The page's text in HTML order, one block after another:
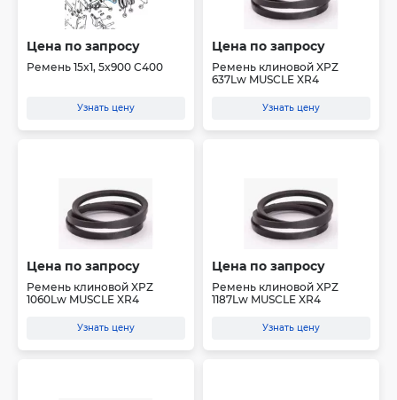
Цена по запросу
Ремень 15x1, 5x900 C400
Узнать цену
Цена по запросу
Ремень клиновой XPZ
637Lw MUSCLE XR4
Узнать цену
Цена по запросу
Ремень клиновой XPZ
1060Lw MUSCLE XR4
Узнать цену
Цена по запросу
Ремень клиновой XPZ
1187Lw MUSCLE XR4
Узнать цену